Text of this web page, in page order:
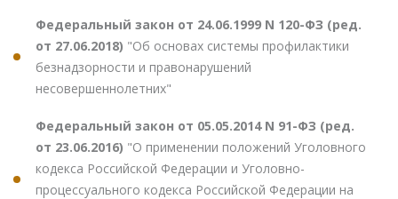
Федеральный закон от 24.06.1999 N 120-ФЗ (ред.
от 27.06.2018) "Об основах системы профилактики
безнадзорности и правонарушений
несовершеннолетних"
Федеральный закон от 05.05.2014 N 91-ФЗ (ред.
от 23.06.2016) "О применении положений Уголовного
кодекса Российской Федерации и Уголовно-
процессуального кодекса Российской Федерации на